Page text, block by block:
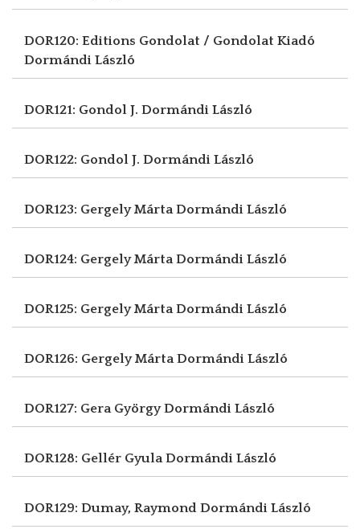
DOR120: Editions Gondolat / Gondolat Kiadó
Dormándi László
DOR121: Gondol J. Dormándi László
DOR122: Gondol J. Dormándi László
DOR123: Gergely MártaDormándi László
DOR124: Gergely MártaDormándi László
DOR125: Gergely MártaDormándi László
DOR126: Gergely MártaDormándi László
DOR127: Gera GyörgyDormándi László
DOR128: Gellér GyulaDormándi László
DOR129: Dumay, Raymond Dormándi László